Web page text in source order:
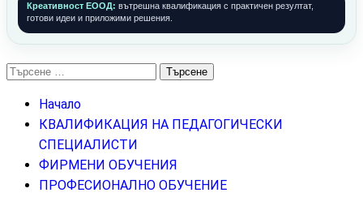
Креативност ЕООД: вътрешна квалификация с практичен резултат,
готови идеи и приложими решения.
Търсене
Начало
КВАЛИФИКАЦИЯ НА ПЕДАГОГИЧЕСКИ
СПЕЦИАЛИСТИ
ФИРМЕНИ ОБУЧЕНИЯ
ПРОФЕСИОНАЛНО ОБУЧЕНИЕ